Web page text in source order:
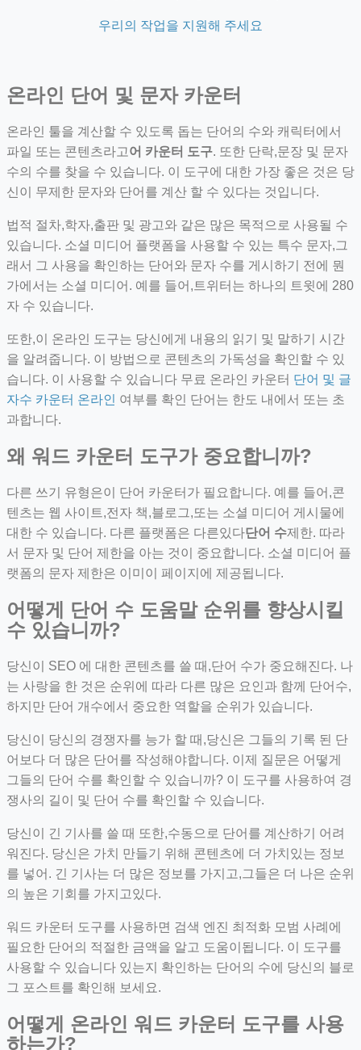
feed-calculator
shredder-plant-equipment/scrap-shredder-fabrication
우리의 작업을 지원해 주세요
온라인 단어 및 문자 카운터
온라인 툴을 계산할 수 있도록 돕는 단어의 수와 캐릭터에서
파일 또는 콘텐츠라고어 카운터 도구. 또한 단락,문장 및 문자
수의 수를 찾을 수 있습니다. 이 도구에 대한 가장 좋은 것은 당
신이 무제한 문자와 단어를 계산 할 수 있다는 것입니다.
법적 절차,학자,출판 및 광고와 같은 많은 목적으로 사용될 수
있습니다. 소셜 미디어 플랫폼을 사용할 수 있는 특수 문자,그
래서 그 사용을 확인하는 단어와 문자 수를 게시하기 전에 뭔
가에서는 소셜 미디어. 예를 들어,트위터는 하나의 트윗에 280
자 수 있습니다.
또한,이 온라인 도구는 당신에게 내용의 읽기 및 말하기 시간
을 알려줍니다. 이 방법으로 콘텐츠의 가독성을 확인할 수 있
습니다. 이 사용할 수 있습니다 무료 온라인 카운터 단어 및 글
자수 카운터 온라인 여부를 확인 단어는 한도 내에서 또는 초
과합니다.
왜 워드 카운터 도구가 중요합니까?
다른 쓰기 유형은이 단어 카운터가 필요합니다. 예를 들어,콘
텐츠는 웹 사이트,전자 책,블로그,또는 소셜 미디어 게시물에
대한 수 있습니다. 다른 플랫폼은 다른있다단어 수제한. 따라
서 문자 및 단어 제한을 아는 것이 중요합니다. 소셜 미디어 플
랫폼의 문자 제한은 이미이 페이지에 제공됩니다.
어떻게 단어 수 도움말 순위를 향상시킬
수 있습니까?
당신이 SEO 에 대한 콘텐츠를 쓸 때,단어 수가 중요해진다. 나
는 사랑을 한 것은 순위에 따라 다른 많은 요인과 함께 단어수,
하지만 단어 개수에서 중요한 역할을 순위가 있습니다.
당신이 당신의 경쟁자를 능가 할 때,당신은 그들의 기록 된 단
어보다 더 많은 단어를 작성해야합니다. 이제 질문은 어떻게
그들의 단어 수를 확인할 수 있습니까? 이 도구를 사용하여 경
쟁사의 길이 및 단어 수를 확인할 수 있습니다.
당신이 긴 기사를 쓸 때 또한,수동으로 단어를 계산하기 어려
워진다. 당신은 가치 만들기 위해 콘텐츠에 더 가치있는 정보
를 넣어. 긴 기사는 더 많은 정보를 가지고,그들은 더 나은 순위
의 높은 기회를 가지고있다.
워드 카운터 도구를 사용하면 검색 엔진 최적화 모범 사례에
필요한 단어의 적절한 금액을 알고 도움이됩니다. 이 도구를
사용할 수 있습니다 있는지 확인하는 단어의 수에 당신의 블로
그 포스트를 확인해 보세요.
어떻게 온라인 워드 카운터 도구를 사용
하는가?